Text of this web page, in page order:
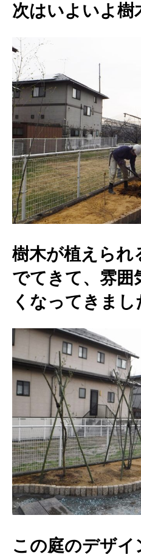
次はいよいよ樹
樹木が植えられ
でてきて、雰囲
くなってきまし
この庭のデザ